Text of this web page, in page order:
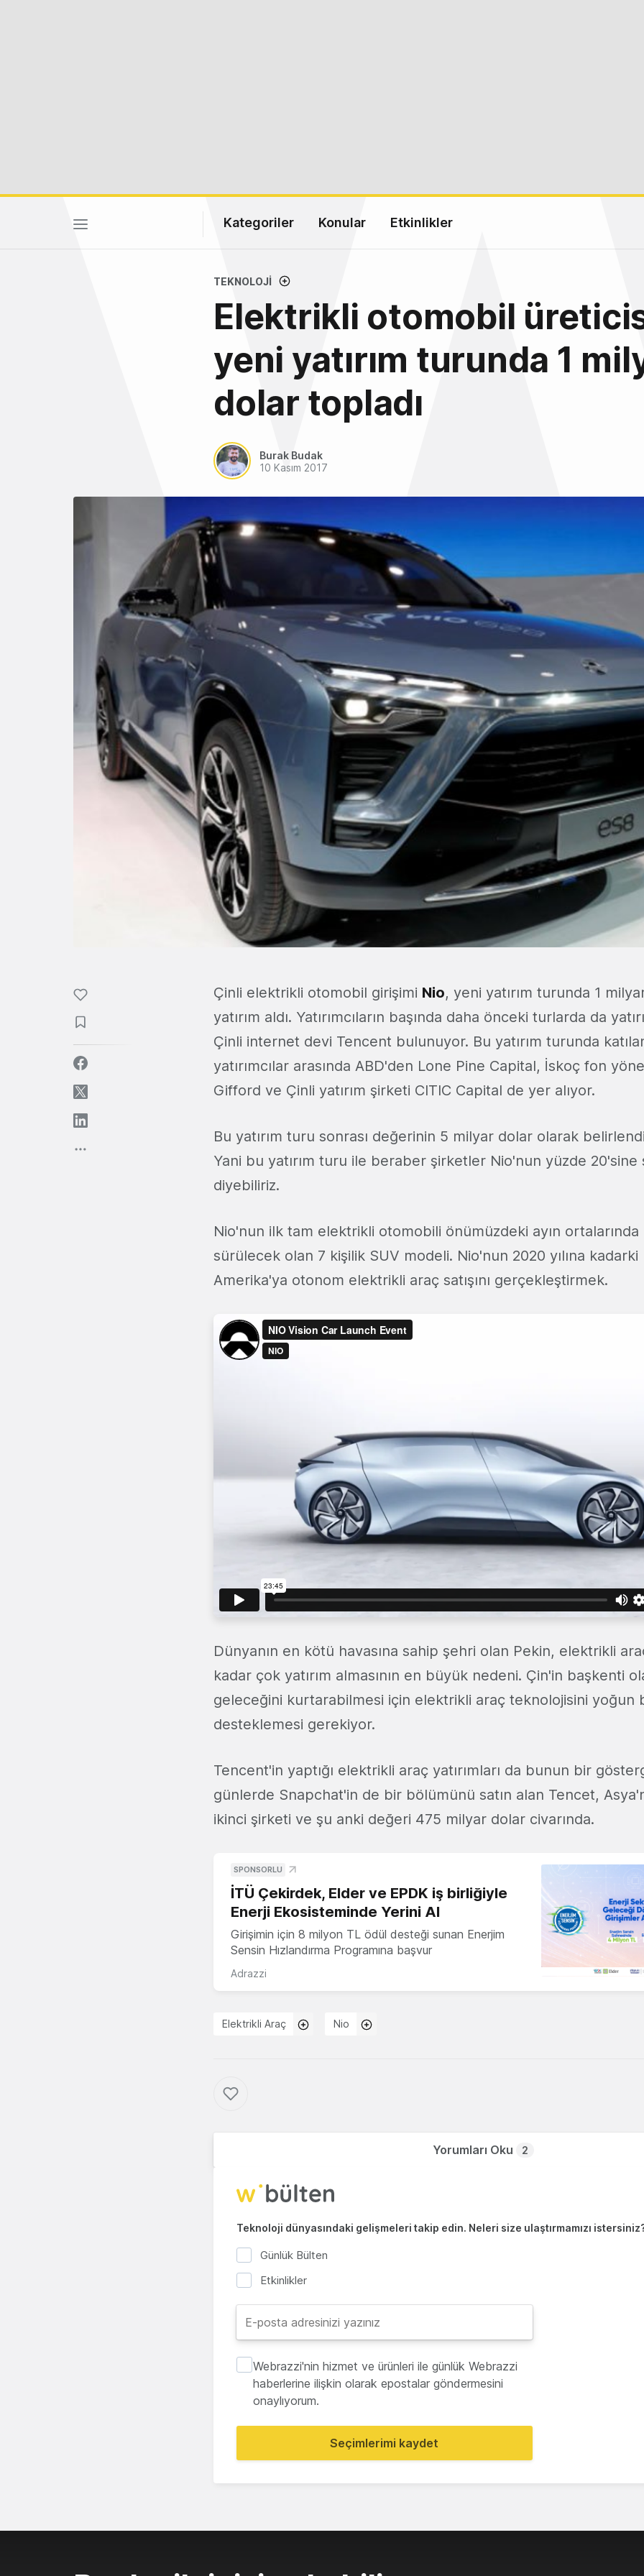
Kategoriler Konular Etkinlikler
TEKNOLOJI
Elektrikli otomobil
yeni yatırım turunda 1
dolar topladı
Burak Budak
10 Kasım 2017
Çinli elektrikli otomobil girişimi Nio, yeni yatırım turunda 1
yatırım aldı. Yatırımcıların başında daha önceki turlarda da
Çinli internet devi Tencent bulunuyor. Bu yatırım turunda
yatırımcılar arasında ABD'den Lone Pine Capital, İskoç fon
Gifford ve Çinli yatırım şirketi CITIC Capital de yer alıyor.
Bu yatırım turu sonrası değerinin 5 milyar dolar olarak
Yani bu yatırım turu ile beraber şirketler Nio'nun yüzde 20'sine
diyebiliriz.
Nio'nun ilk tam elektrikli otomobili önümüzdeki ayın ortalarında
sürülecek olan 7 kişilik SUV modeli. Nio'nun 2020 yılına
Amerika'ya otonom elektrikli araç satışını gerçekleştirmek.
Dünyanın en kötü havasına sahip şehri olan Pekin, elektrikli
kadar çok yatırım almasının en büyük nedeni. Çin'in başkenti
geleceğini kurtarabilmesi için elektrikli araç teknolojisini yoğun
desteklemesi gerekiyor.
Tencent'in yaptığı elektrikli araç yatırımları da bunun bir
günlerde Snapchat'in de bir bölümünü satın alan Tencet,
ikinci şirketi ve şu anki değeri 475 milyar dolar civarında.
SPONSORLU
İTÜ Çekirdek, Elder ve EPDK iş birliğiyle
Enerji Ekosisteminde Yerini Al
Girişimin için 8 milyon TL ödül desteği sunan Enerjim
Sensin Hızlandırma Programına başvur
Adrazzi
Elektrikli Araç Nio
Yorumları Oku 2
Teknoloji dünyasındaki gelişmeleri takip edin. Neleri size ulaştırmamızı
Günlük Bülten
Etkinlikler
Webrazzi'nin hizmet ve ürünleri ile günlük Webrazzi
haberlerine ilişkin olarak epostalar göndermesini
onaylıyorum.
Seçimlerimi kaydet